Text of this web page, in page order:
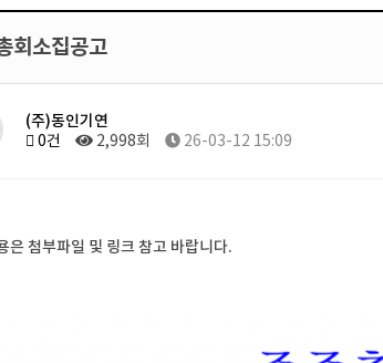
회소집공고
(주)동인기연
0건 2,998회 26-03-12 15:09
은 첨부파일 및 링크 참고 바랍니다.